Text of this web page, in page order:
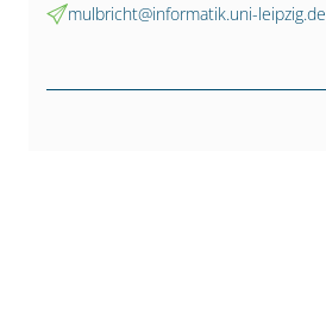
mulbricht@informatik.uni-leipzig.de